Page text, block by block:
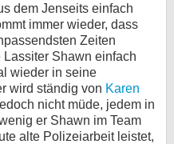
dem Jenseits einfach
immer wieder, dass
Zeiten
Shawn einfach
wieder in seine
wird ständig von Karen
nicht müde, jedem in
er Shawn im Team
alte Polizeiarbeit leistet,